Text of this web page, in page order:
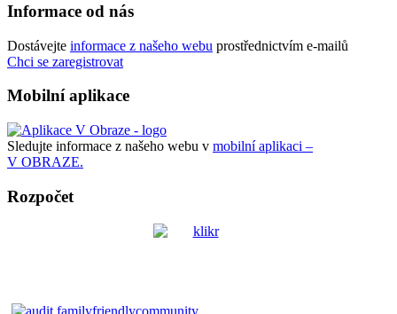
Informace od nás
Dostávejte informace z našeho webu prostřednictvím e-mailů
Chci se zaregistrovat
Mobilní aplikace
Sledujte informace z našeho webu v mobilní aplikaci –
V OBRAZE.
Rozpočet